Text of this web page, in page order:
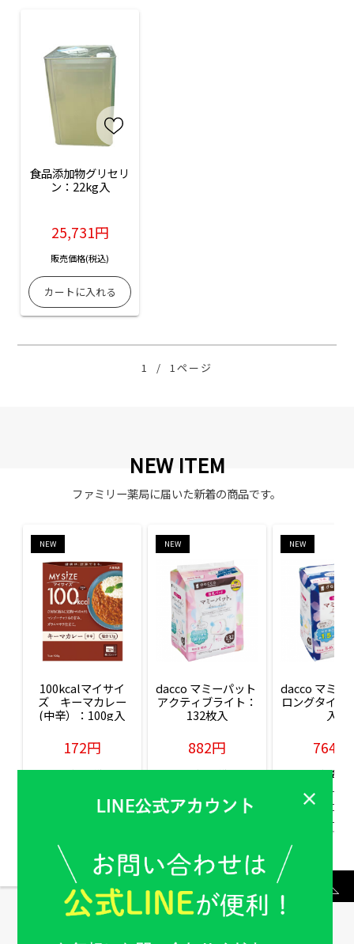
食品添加物グリセリ
ン：22kg入
25,731円
販売価格(税込)
1 / 1ページ
NEW ITEM
ファミリー薬局に届いた新着の商品です。
NEW
100kcalマイサイ
ズ　キーマカレー
(中辛）：100g入
172円
販売価格(税込)
NEW
dacco マミーパット
アクティブライト：
132枚入
882円
販売価格(税込)
NEW
dacco マミー
ロングタイム
入
764円
販売価格(税
もっと見る